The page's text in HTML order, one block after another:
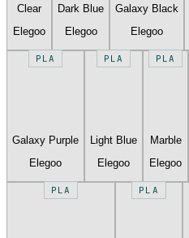
Clear
Elegoo
Dark Blue
Elegoo
Galaxy Black
Elegoo
PLA
Galaxy Purple
Elegoo
PLA
Light Blue
Elegoo
PLA
Marble
Elegoo
PLA PLA